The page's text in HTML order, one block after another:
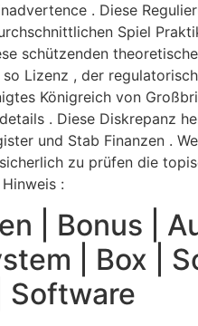
. Diese
Spiel
schützenden
Lizenz , der
Königreich von
. Diese Diskrepanz
und Stab Finanzen .
zu prüfen die
:
| Bonus |
| Box |
Software